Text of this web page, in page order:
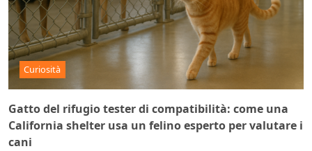
Curiosità
Gatto del rifugio tester di compatibilità: come una
California shelter usa un felino esperto per valutare i
cani